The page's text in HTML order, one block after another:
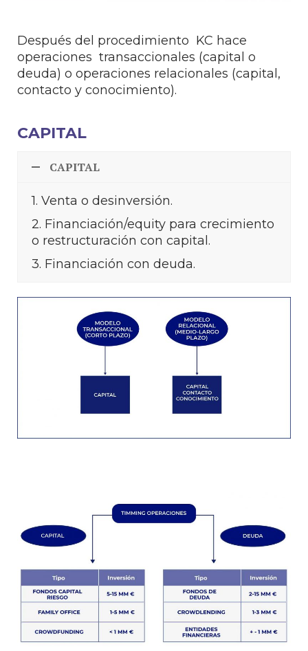
Después del procedimiento KC hace
operaciones transaccionales (capital o
deuda) o operaciones relacionales (capital,
contacto y conocimiento).
CAPITAL
CAPITAL
1. Venta o desinversión.
2. Financiación/equity para crecimiento
o restructuración con capital.
3. Financiación con deuda.